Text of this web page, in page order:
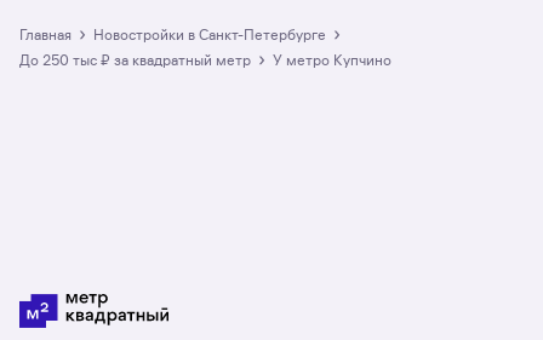
Главная › Новостройки в Санкт-Петербурге ›
до 250 тыс ₽ за квадратный метр › у метро Купчино